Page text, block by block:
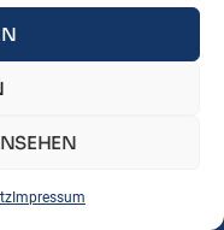
Impressum
Regeln